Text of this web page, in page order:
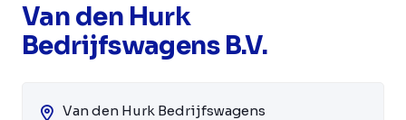
Van den Hurk
Bedrijfswagens B.V.
Van den Hurk Bedrijfswagens